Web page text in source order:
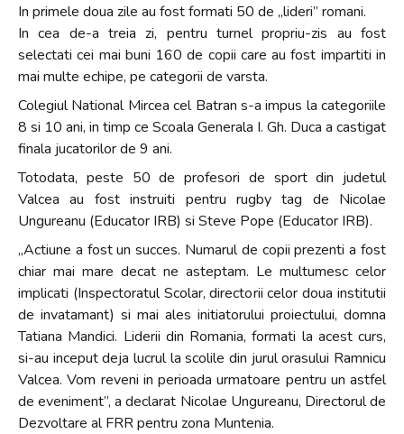
In primele doua zile au fost formati 50 de „lideri” romani.
In cea de-a treia zi, pentru turnel propriu-zis au fost
selectati cei mai buni 160 de copii care au fost impartiti in
mai multe echipe, pe categorii de varsta.
Colegiul National Mircea cel Batran s-a impus la categoriile
8 si 10 ani, in timp ce Scoala Generala I. Gh. Duca a castigat
finala jucatorilor de 9 ani.
Totodata, peste 50 de profesori de sport din judetul
Valcea au fost instruiti pentru rugby tag de Nicolae
Ungureanu (Educator IRB) si Steve Pope (Educator IRB).
„Actiune a fost un succes. Numarul de copii prezenti a fost
chiar mai mare decat ne asteptam. Le multumesc celor
implicati (Inspectoratul Scolar, directorii celor doua institutii
de invatamant) si mai ales initiatorului proiectului, domna
Tatiana Mandici. Liderii din Romania, formati la acest curs,
si-au inceput deja lucrul la scolile din jurul orasului Ramnicu
Valcea. Vom reveni in perioada urmatoare pentru un astfel
de eveniment”, a declarat Nicolae Ungureanu, Directorul de
Dezvoltare al FRR pentru zona Muntenia.